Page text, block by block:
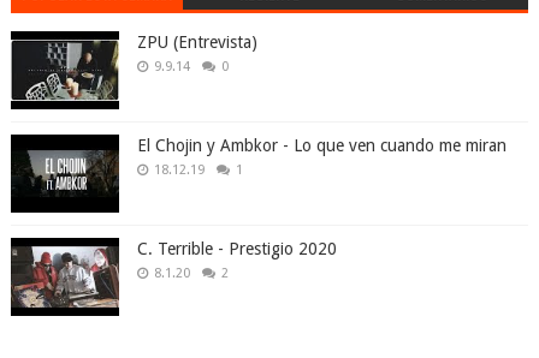
ZPU (Entrevista)
9.9.14 0
El Chojin y Ambkor - Lo que ven cuando me miran
18.12.19 1
C. Terrible - Prestigio 2020
8.1.20 2